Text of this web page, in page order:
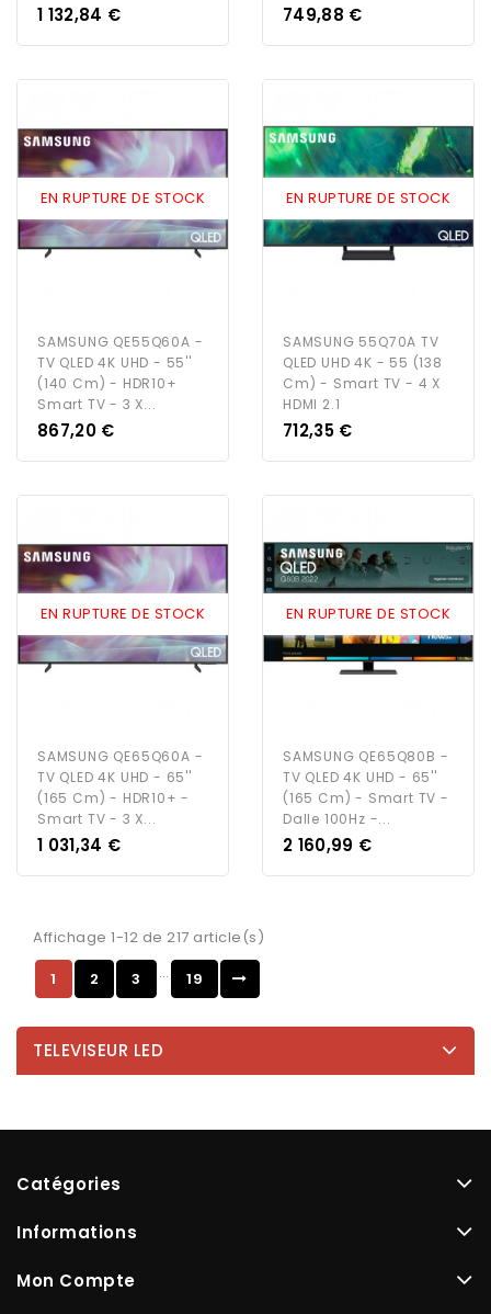
Prix
1 132,84 € Prix
749,88 €
EN RUPTURE DE STOCK
SAMSUNG QE55Q60A -
TV QLED 4K UHD - 55''
(140 Cm) - HDR10+
Smart TV - 3 X...
Prix
867,20 €
EN RUPTURE DE STOCK
SAMSUNG 55Q70A TV
QLED UHD 4K - 55 (138
Cm) - Smart TV - 4 X
HDMI 2.1
Prix
712,35 €
EN RUPTURE DE STOCK
SAMSUNG QE65Q60A -
TV QLED 4K UHD - 65''
(165 Cm) - HDR10+ -
Smart TV - 3 X...
Prix
1 031,34 €
EN RUPTURE DE STOCK
SAMSUNG QE65Q80B -
TV QLED 4K UHD - 65''
(165 Cm) - Smart TV -
Dalle 100Hz -...
Prix
2 160,99 €
Affichage 1-12 de 217 article(s)
1
2 3 … 19
TELEVISEUR LED
Catégories
Informations
Mon Compte